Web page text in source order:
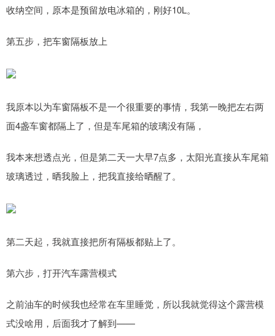
收纳空间，原本是预留放电冰箱的，刚好10L。
第五步，把车窗隔板放上
我原本以为车窗隔板不是一个很重要的事情，我第一晚把左右两
面4盏车窗都隔上了，但是车尾箱的玻璃没有隔，
我本来想透点光，但是第二天一大早7点多，太阳光直接从车尾箱
玻璃透过，晒我脸上，把我直接给晒醒了。
第二天起，我就直接把所有隔板都贴上了。
第六步，打开汽车露营模式
之前油车的时候我也经常在车里睡觉，所以我就觉得这个露营模
式没啥用，后面我才了解到——